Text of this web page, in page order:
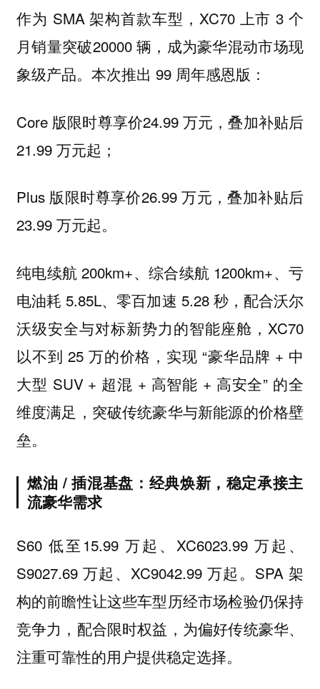
作为 SMA 架构首款车型，XC70 上市 3 个
月销量突破20000 辆，成为豪华混动市场现
象级产品。本次推出 99 周年感恩版：
Core 版限时尊享价24.99 万元，叠加补贴后
21.99 万元起；
Plus 版限时尊享价26.99 万元，叠加补贴后
23.99 万元起。
纯电续航 200km+、综合续航 1200km+、亏
电油耗 5.85L、零百加速 5.28 秒，配合沃尔
沃级安全与对标新势力的智能座舱，XC70
以不到 25 万的价格，实现 “豪华品牌 + 中
大型 SUV + 超混 + 高智能 + 高安全” 的全
维度满足，突破传统豪华与新能源的价格壁
垒。
燃油 / 插混基盘：经典焕新，稳定承接主
流豪华需求
S60 低至15.99 万起、XC6023.99 万起、
S9027.69 万起、XC9042.99 万起。SPA 架
构的前瞻性让这些车型历经市场检验仍保持
竞争力，配合限时权益，为偏好传统豪华、
注重可靠性的用户提供稳定选择。